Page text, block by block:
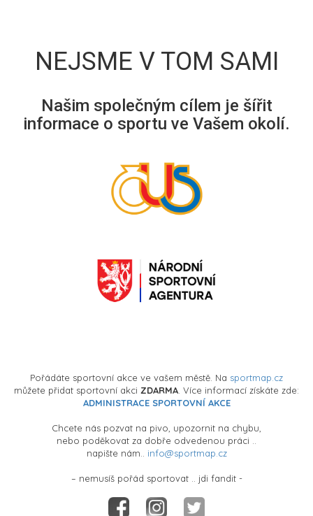
NEJSME V TOM SAMI
Našim společným cílem je šířit
informace o sportu ve Vašem okolí.
Pořádáte sportovní akce ve vašem městě. Na sportmap.cz
můžete přidat sportovní akci ZDARMA . Více informací získáte zde:
ADMINISTRACE SPORTOVNÍ AKCE
Chcete nás pozvat na pivo, upozornit na chybu,
nebo poděkovat za dobře odvedenou práci ..
napište nám.. info@sportmap.cz
– nemusíš pořád sportovat .. jdi fandit -